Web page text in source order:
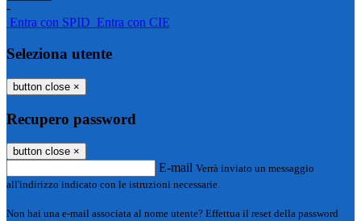
-
Entra con SPID Entra con CIE
Seleziona utente
button close ×
Recupero password
button close ×
E-mail Verrà inviato un messaggio
all'indirizzo indicato con le istruzioni necessarie.
Non hai una e-mail associata al nome utente? Effettua il reset della password